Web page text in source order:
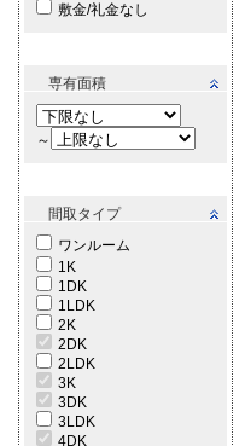
敷金/礼金なし
専有面積
～
間取タイプ
ワンルーム
1K
1DK
1LDK
2K
2DK
2LDK
3K
3DK
3LDK
4DK